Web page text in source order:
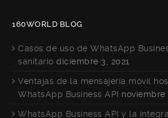
160WORLD BLOG
Casos de uso de WhatsApp
sanitario diciembre 3, 2021
Ventajas de la mensajería móvil
WhatsApp Business API noviembre
WhatsApp Business API y la